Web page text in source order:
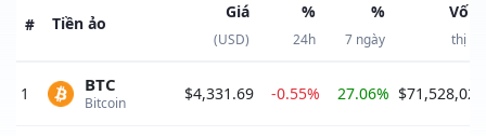
# Tiền ảo
Giá
(USD)
%
24h
%
7 ngày
Vốn
thị
1 Bitcoin
BTC $4,331.69 -0.55% 27.06%